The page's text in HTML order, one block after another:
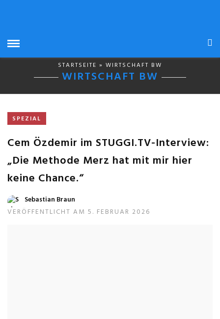
STARTSEITE » WIRTSCHAFT BW
WIRTSCHAFT BW
SPEZIAL
Cem Özdemir im STUGGI.TV-Interview:
„Die Methode Merz hat mit mir hier
keine Chance.“
Sebastian Braun
VERÖFFENTLICHT AM 5. FEBRUAR 2026